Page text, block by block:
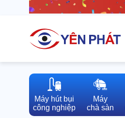
Máy hút bụi
công nghiệp
Máy
chà sàn